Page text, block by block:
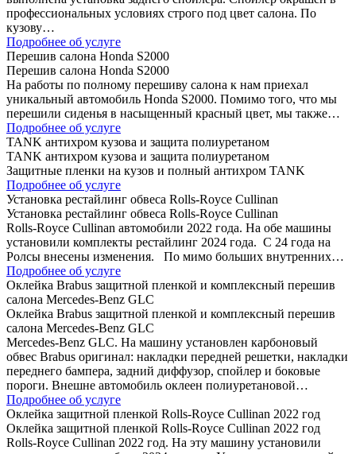
профессиональных условиях строго под цвет салона. По
кузову…
Подробнее об услуге
Перешив салона Honda S2000
Перешив салона Honda S2000
На работы по полному перешиву салона к нам приехал
уникальный автомобиль Honda S2000. Помимо того, что мы
перешили сиденья в насыщенный красный цвет, мы также…
Подробнее об услуге
TANK антихром кузова и защита полиуретаном
TANK антихром кузова и защита полиуретаном
Защитные пленки на кузов и полный антихром TANK
Подробнее об услуге
Установка рестайлинг обвеса Rolls-Royce Cullinan
Установка рестайлинг обвеса Rolls-Royce Cullinan
Rolls-Royce Cullinan автомобили 2022 года. На обе машины
установили комплекты рестайлинг 2024 года. C 24 года на
Ролсы внесены изменения. По мимо больших внутренних…
Подробнее об услуге
Оклейка Brabus защитной пленкой и комплексный перешив
салона Mercedes-Benz GLC
Оклейка Brabus защитной пленкой и комплексный перешив
салона Mercedes-Benz GLC
Mercedes-Benz GLC. На машину установлен карбоновый
обвес Brabus оригинал: накладки передней решетки, накладки
переднего бампера, задний диффузор, спойлер и боковые
пороги. Внешне автомобиль оклеен полиуретановой…
Подробнее об услуге
Оклейка защитной пленкой Rolls-Royce Cullinan 2022 год
Оклейка защитной пленкой Rolls-Royce Cullinan 2022 год
Rolls-Royce Cullinan 2022 год. На эту машину установили